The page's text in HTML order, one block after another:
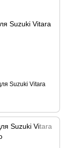
Suzuki Vitara
Suzuki Vitara